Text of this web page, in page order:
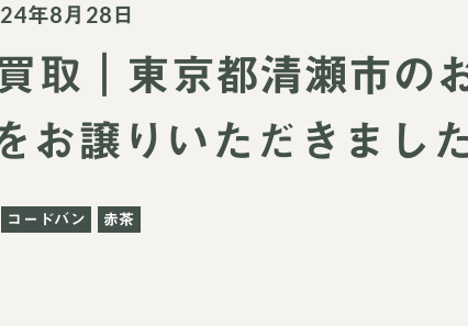
年8月28日
取｜東京都清瀬市の
お譲りいただきまし
コードバン 赤茶